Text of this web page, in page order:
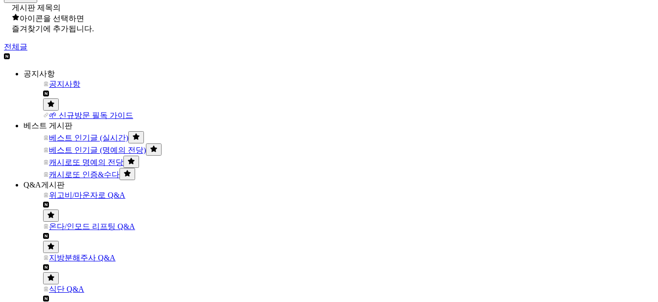
게시판 제목의
아이콘을 선택하면
즐겨찾기에 추가됩니다.
전체글
공지사항
공지사항
🌱 신규방문 필독 가이드
베스트 게시판
베스트 인기글 (실시간)
베스트 인기글 (명예의 전당)
캐시로또 명예의 전당
캐시로또 인증&수다
Q&A게시판
위고비/마운자로 Q&A
온다/인모드 리프팅 Q&A
지방분해주사 Q&A
식단 Q&A